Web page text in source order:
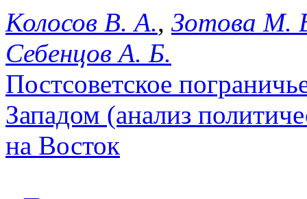
Колосов В. А., Зотова М.
Себенцов А. Б.
Постсоветское
Западом (анализ
на Восток